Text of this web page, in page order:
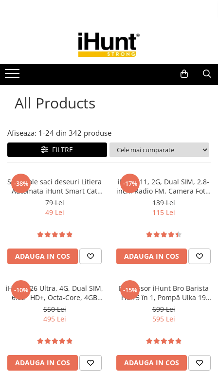
TELEFOANE & TABLETE IHUNT
Telefoane iHunt
Smartphone
Telefoane Butoane
Casti Audio
Accesorii telefoane
Huse protectie
Smartwatch
Accesorii smartwatch
ELECTROCASNICE
Aparate de Gătit
Oală sub Presiune
Grătar Grill
Storcător
Deshidratoare
Aparate de Cafea
Mașini de Spălat
All Products
Afiseaza: 1-24 din 342 produse
FILTRE
-38%
Set 5 role saci deseuri Litiera
Automata iHunt Smart Cat
Litter V1/V2/V4/V5/V6/V7
79 Lei
49 Lei
ADAUGA IN COS
-17%
iHunt i11, 2G, Dual SIM, 2.8-
inch, Radio FM, Camera Foto,
1500mAh, Silver
139 Lei
115 Lei
ADAUGA IN COS
-10%
iHunt S26 Ultra, 4G, Dual SIM,
6.52" HD+, Octa-Core, 4GB
RAM, 128GB, 16MP + 8MP,
GPS, Android 14
550 Lei
495 Lei
ADAUGA IN COS
-15%
Espressor iHunt Bro Barista
Flex 5 în 1, Pompă Ulka 19
Bar, Rezervor Apa 1.2L, Ecran
Tactil, Sistem Încălzire
699 Lei
595 Lei
ADAUGA IN COS